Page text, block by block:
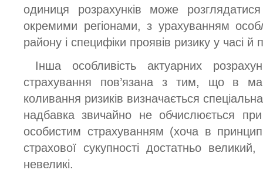
одиниця розрахунків може
окремими регіонами, з урахуванням
району і специфіки проявів ризику у часі й
Інша особливість актуарних
страхування пов’язана з тим, що в
коливання ризиків визначається
надбавка звичайно не обчислюється
особистим страхуванням (хоча в
страхової сукупності достатньо
невеликі.